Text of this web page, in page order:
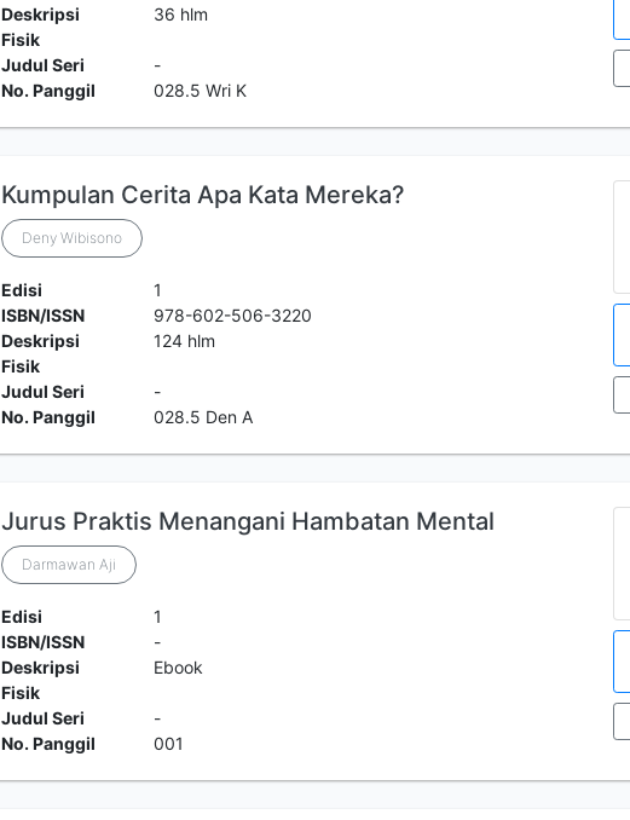
Deskripsi
Fisik
36 hlm
Judul Seri
-
No. Panggil
028.5 Wri K
Kumpulan Cerita Apa Kata Mereka?
Deny Wibisono
Edisi
1
ISBN/ISSN
978-602-506-3220
Deskripsi
Fisik
124 hlm
Judul Seri
-
No. Panggil
028.5 Den A
Jurus Praktis Menangani Hambatan Mental
Darmawan Aji
Edisi
1
ISBN/ISSN
-
Deskripsi
Fisik
Ebook
Judul Seri
-
No. Panggil
001